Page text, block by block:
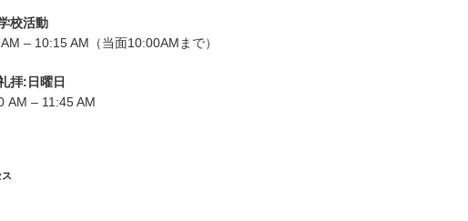
校活動
– 10:15 AM（当面10:00AMまで）
拝:日曜日
AM – 11:45 AM